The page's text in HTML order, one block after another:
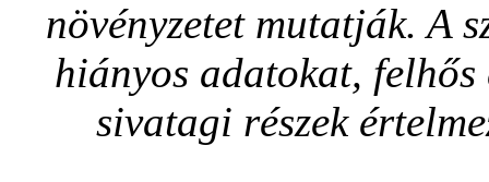
növényzetet mutatják. A
hiányos adatokat,
sivatagi részek